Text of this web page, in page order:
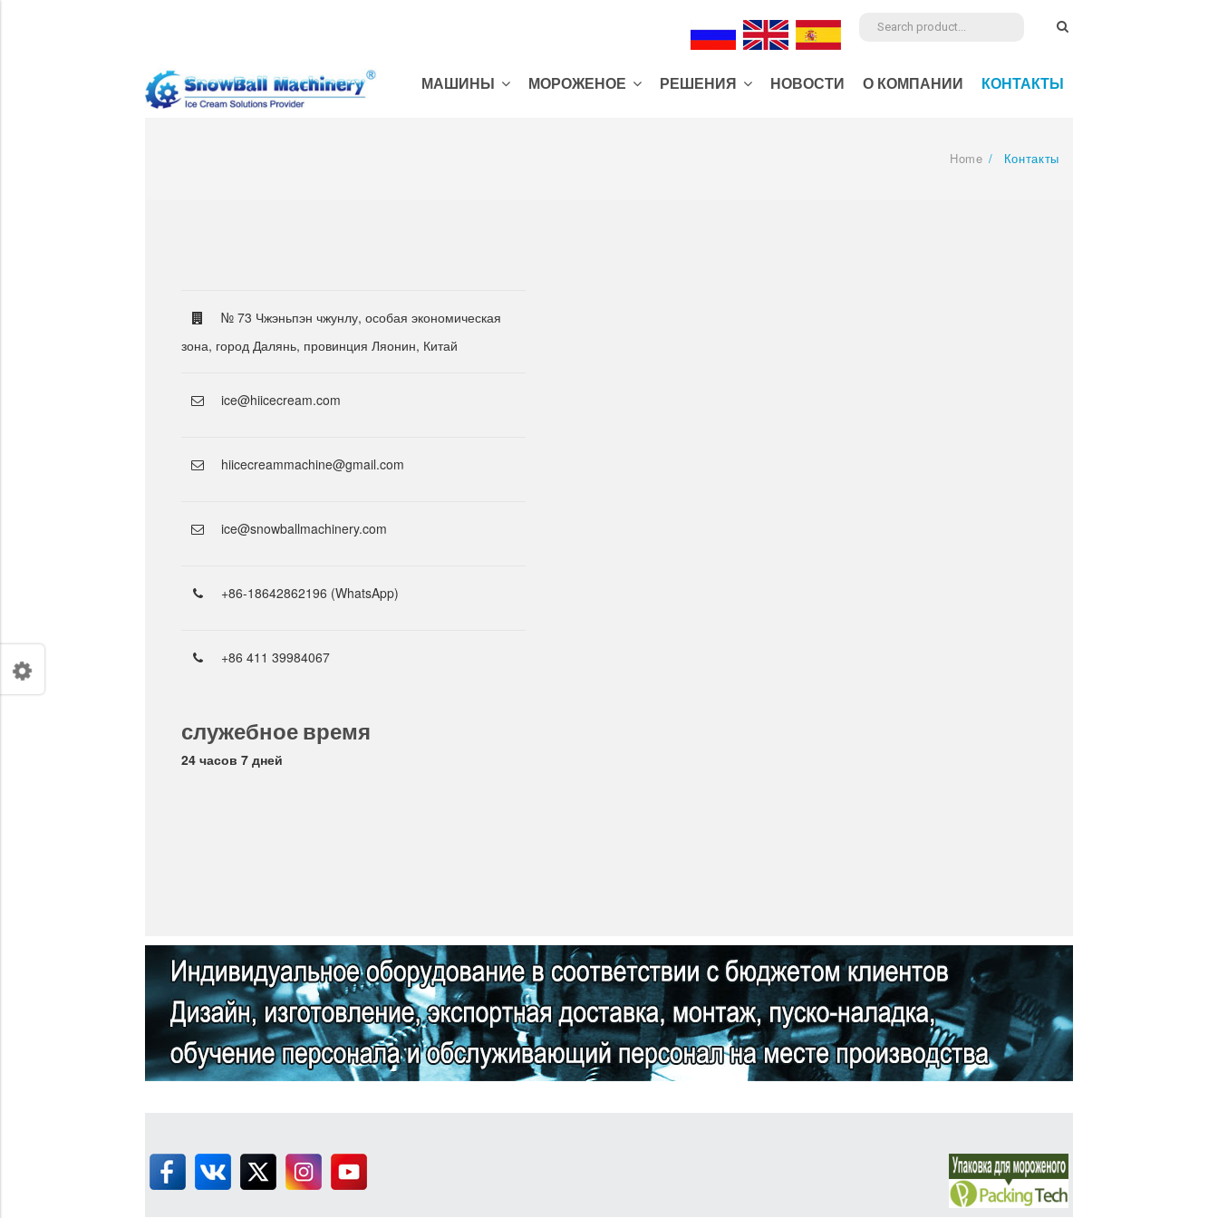
МАШИНЫ MОРОЖЕНОЕ РЕШЕНИЯ НОВОСТИ О КОМПАНИИ КОНТАКТЫ
Home / Контакты
№ 73 Чжэньпэн чжунлу, особая экономическая
зона, город Далянь, провинция Ляонин, Китай
ice@hiicecream.com
hiicecreammachine@gmail.com
ice@snowballmachinery.com
+86-18642862196 (WhatsApp)
+86 411 39984067
служебное время
24 часов 7 дней